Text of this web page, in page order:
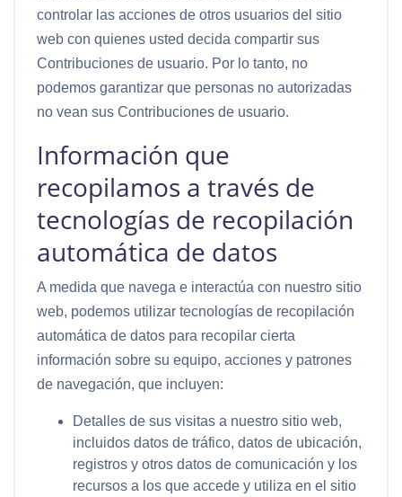
controlar las acciones de otros usuarios del sitio
web con quienes usted decida compartir sus
Contribuciones de usuario. Por lo tanto, no
podemos garantizar que personas no autorizadas
no vean sus Contribuciones de usuario.
Información que
recopilamos a través de
tecnologías de recopilación
automática de datos
A medida que navega e interactúa con nuestro sitio
web, podemos utilizar tecnologías de recopilación
automática de datos para recopilar cierta
información sobre su equipo, acciones y patrones
de navegación, que incluyen:
Detalles de sus visitas a nuestro sitio web,
incluidos datos de tráfico, datos de ubicación,
registros y otros datos de comunicación y los
recursos a los que accede y utiliza en el sitio